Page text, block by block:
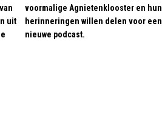
uit
voormalige Agnietenklooster en hun
herinneringen willen delen voor een
nieuwe podcast.